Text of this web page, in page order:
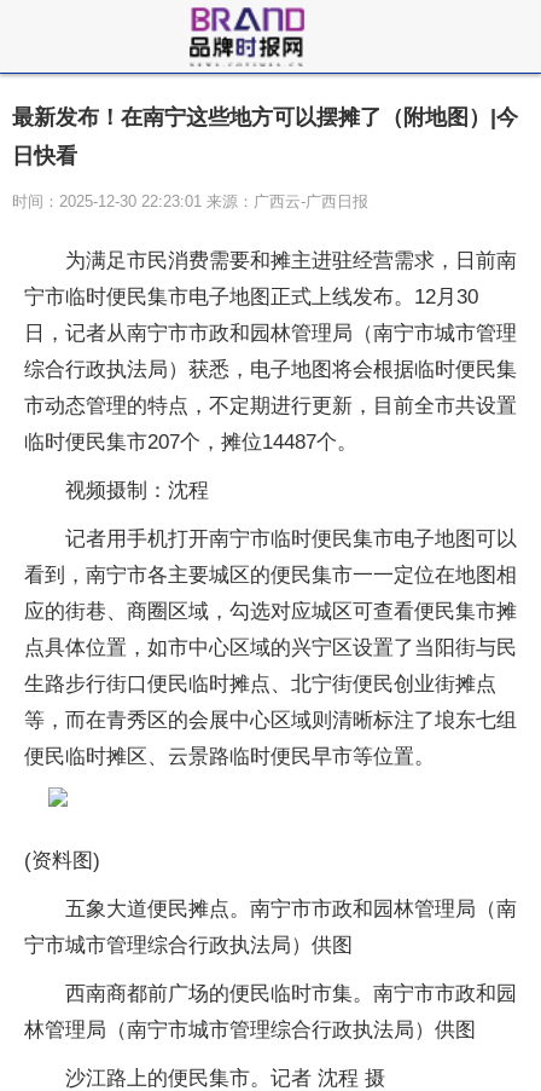
最新发布！在南宁这些地方可以摆摊了（附地图）|今
日快看
时间：2025-12-30 22:23:01 来源：广西云-广西日报
为满足市民消费需要和摊主进驻经营需求，日前南
宁市临时便民集市电子地图正式上线发布。12月30
日，记者从南宁市市政和园林管理局（南宁市城市管理
综合行政执法局）获悉，电子地图将会根据临时便民集
市动态管理的特点，不定期进行更新，目前全市共设置
临时便民集市207个，摊位14487个。
视频摄制：沈程
记者用手机打开南宁市临时便民集市电子地图可以
看到，南宁市各主要城区的便民集市一一定位在地图相
应的街巷、商圈区域，勾选对应城区可查看便民集市摊
点具体位置，如市中心区域的兴宁区设置了当阳街与民
生路步行街口便民临时摊点、北宁街便民创业街摊点
等，而在青秀区的会展中心区域则清晰标注了埌东七组
便民临时摊区、云景路临时便民早市等位置。
(资料图)
五象大道便民摊点。南宁市市政和园林管理局（南
宁市城市管理综合行政执法局）供图
西南商都前广场的便民临时市集。南宁市市政和园
林管理局（南宁市城市管理综合行政执法局）供图
沙江路上的便民集市。记者 沈程 摄